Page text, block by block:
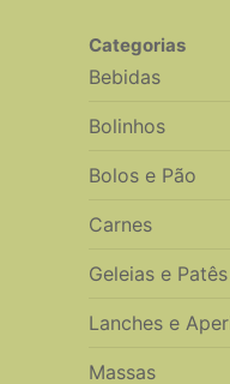
Categorias
Bebidas
Bolinhos
Bolos e Pão
Carnes
Geleias e Patês
Lanches e
Massas